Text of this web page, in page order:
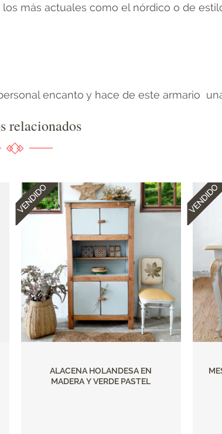
más actuales como el nórdico o de
encanto y hace de este armario
relacionados
ALACENA HOLANDESA EN
MADERA Y VERDE PASTEL